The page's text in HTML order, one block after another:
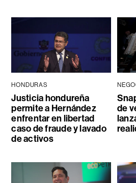
HONDURAS
Justicia hondureña
permite a Hernández
enfrentar en libertad
caso de fraude y lavado
de activos
de